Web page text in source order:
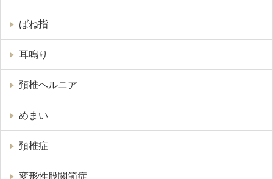
ばね指
耳鳴り
頚椎ヘルニア
めまい
頚椎症
変形性股関節症